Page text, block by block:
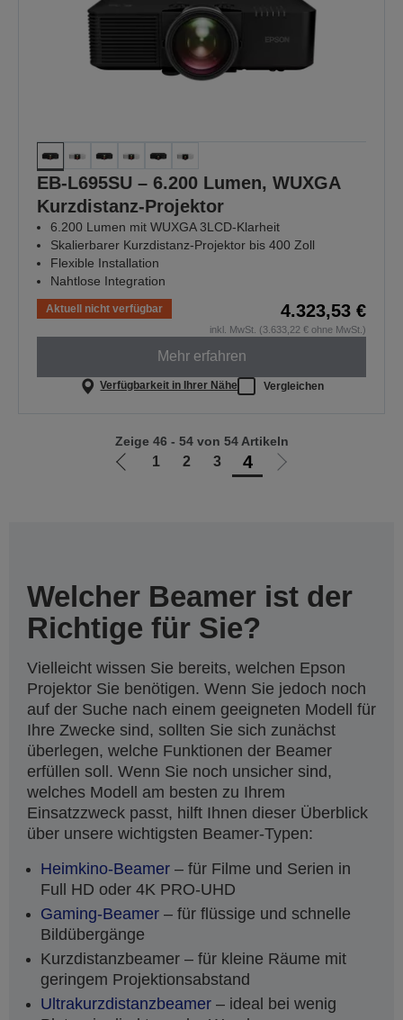
EB-L695SU – 6.200 Lumen, WUXGA
Kurzdistanz-Projektor
6.200 Lumen mit WUXGA 3LCD-Klarheit
Skalierbarer Kurzdistanz-Projektor bis 400 Zoll
Flexible Installation
Nahtlose Integration
Aktuell nicht verfügbar 4.323,53 €
inkl. MwSt. (3.633,22 € ohne MwSt.)
Mehr erfahren
Verfügbarkeit in Ihrer Nähe Vergleichen
Zur
1 2 3 4
Zur
Zeige 46 - 54 von 54 Artikeln
Welcher Beamer ist der
Richtige für Sie?
Vielleicht wissen Sie bereits, welchen Epson
Projektor Sie benötigen. Wenn Sie jedoch noch
auf der Suche nach einem geeigneten Modell für
Ihre Zwecke sind, sollten Sie sich zunächst
überlegen, welche Funktionen der Beamer
erfüllen soll. Wenn Sie noch unsicher sind,
welches Modell am besten zu Ihrem
Einsatzzweck passt, hilft Ihnen dieser Überblick
über unsere wichtigsten Beamer-Typen:
Heimkino-Beamer – für Filme und Serien in
Full HD oder 4K PRO-UHD
Gaming-Beamer – für flüssige und schnelle
Bildübergänge
Kurzdistanzbeamer – für kleine Räume mit
geringem Projektionsabstand
Ultrakurzdistanzbeamer – ideal bei wenig